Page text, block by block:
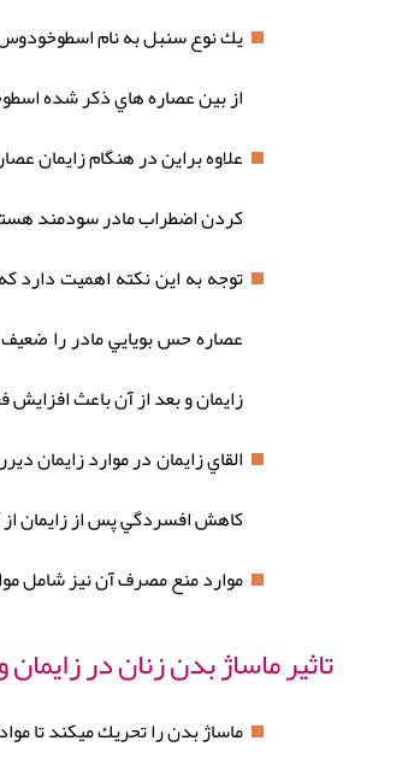
يك نوع سنبل به نام اسطوخودوس
از بين عصاره هاي ذكر شده
علاوه براين در هنگام زايمان
كردن اضطراب مادر سودمند
عصاره حس بويايي مادر را ضعيف
زايمان و بعد از آن باعث
كاهش افسردگي پس از زايمان از
موارد منع مصرف آن نيز شامل
تاثیر ماساژ بدن زنان در
ماساژ بدن را تحريك ميكند تا